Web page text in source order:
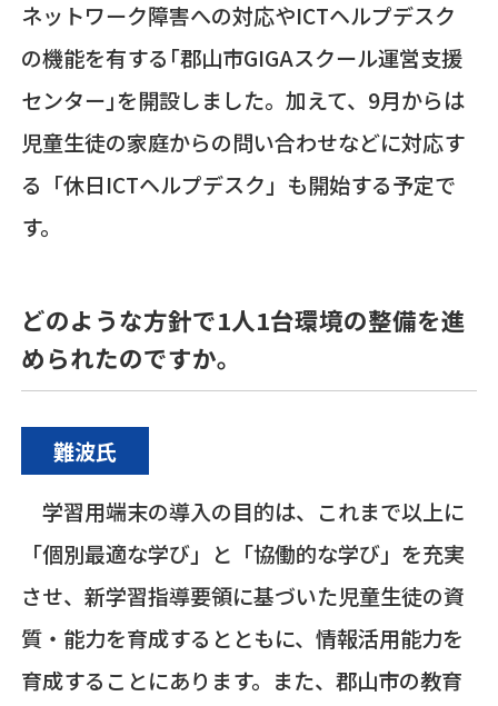
ネットワーク障害への対応やICTヘルプデスク
の機能を有する｢郡山市GIGAスクール運営支援
センター｣を開設しました。加えて、 9月からは
児童生徒の家庭からの問い合わせなどに対応す
る「休日ICTヘルプデスク」も開始する予定で
す。
どのような方針で1人1台環境の整備を進
められたのですか。
難波氏
学習用端末の導入の目的は、これまで以上に
「個別最適な学び」と「協働的な学び」を充実
させ、新学習指導要領に基づいた児童生徒の資
質・能力を育成するとともに、情報活用能力を
育成することにあります。また、郡山市の教育